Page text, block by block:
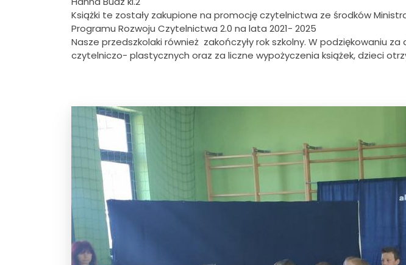
Książki te zostały zakupione na promocję czytelnictwa ze środków
Programu Rozwoju Czytelnictwa 2.0 na lata 2021- 2025
Nasze przedszkolaki również zakończyły rok szkolny. W podziękowaniu
czytelniczo- plastycznych oraz za liczne wypożyczenia książek, dzieci